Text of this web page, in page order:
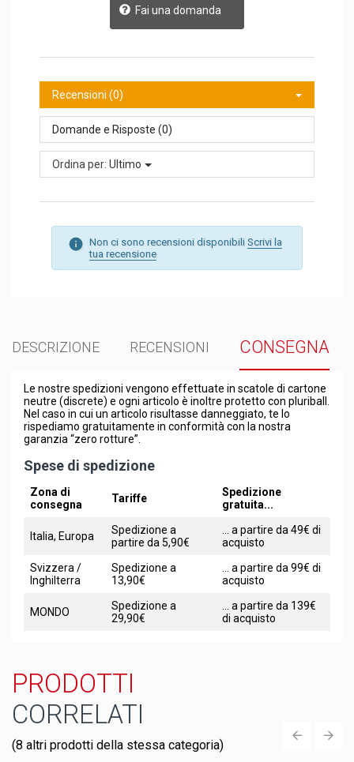
Fai una domanda
Recensioni (0)
Domande e Risposte (0)
Ordina per: Ultimo
Non ci sono recensioni disponibili Scrivi la
tua recensione
DESCRIZIONE RECENSIONI CONSEGNA
Le nostre spedizioni vengono effettuate in scatole di cartone
neutre (discrete) e ogni articolo è inoltre protetto con pluriball.
Nel caso in cui un articolo risultasse danneggiato, te lo
rispediamo gratuitamente in conformità con la nostra
garanzia “zero rotture”.
Spese di spedizione
Zona di
consegna
Tariffe
Spedizione
gratuita...
Italia, Europa
Spedizione a
partire da 5,90€
... a partire da 49€ di
acquisto
Svizzera /
Inghilterra
Spedizione a
13,90€
... a partire da 99€ di
acquisto
MONDO
Spedizione a
29,90€
... a partire da 139€
di acquisto
PRODOTTI
CORRELATI
(8 altri prodotti della stessa categoria)